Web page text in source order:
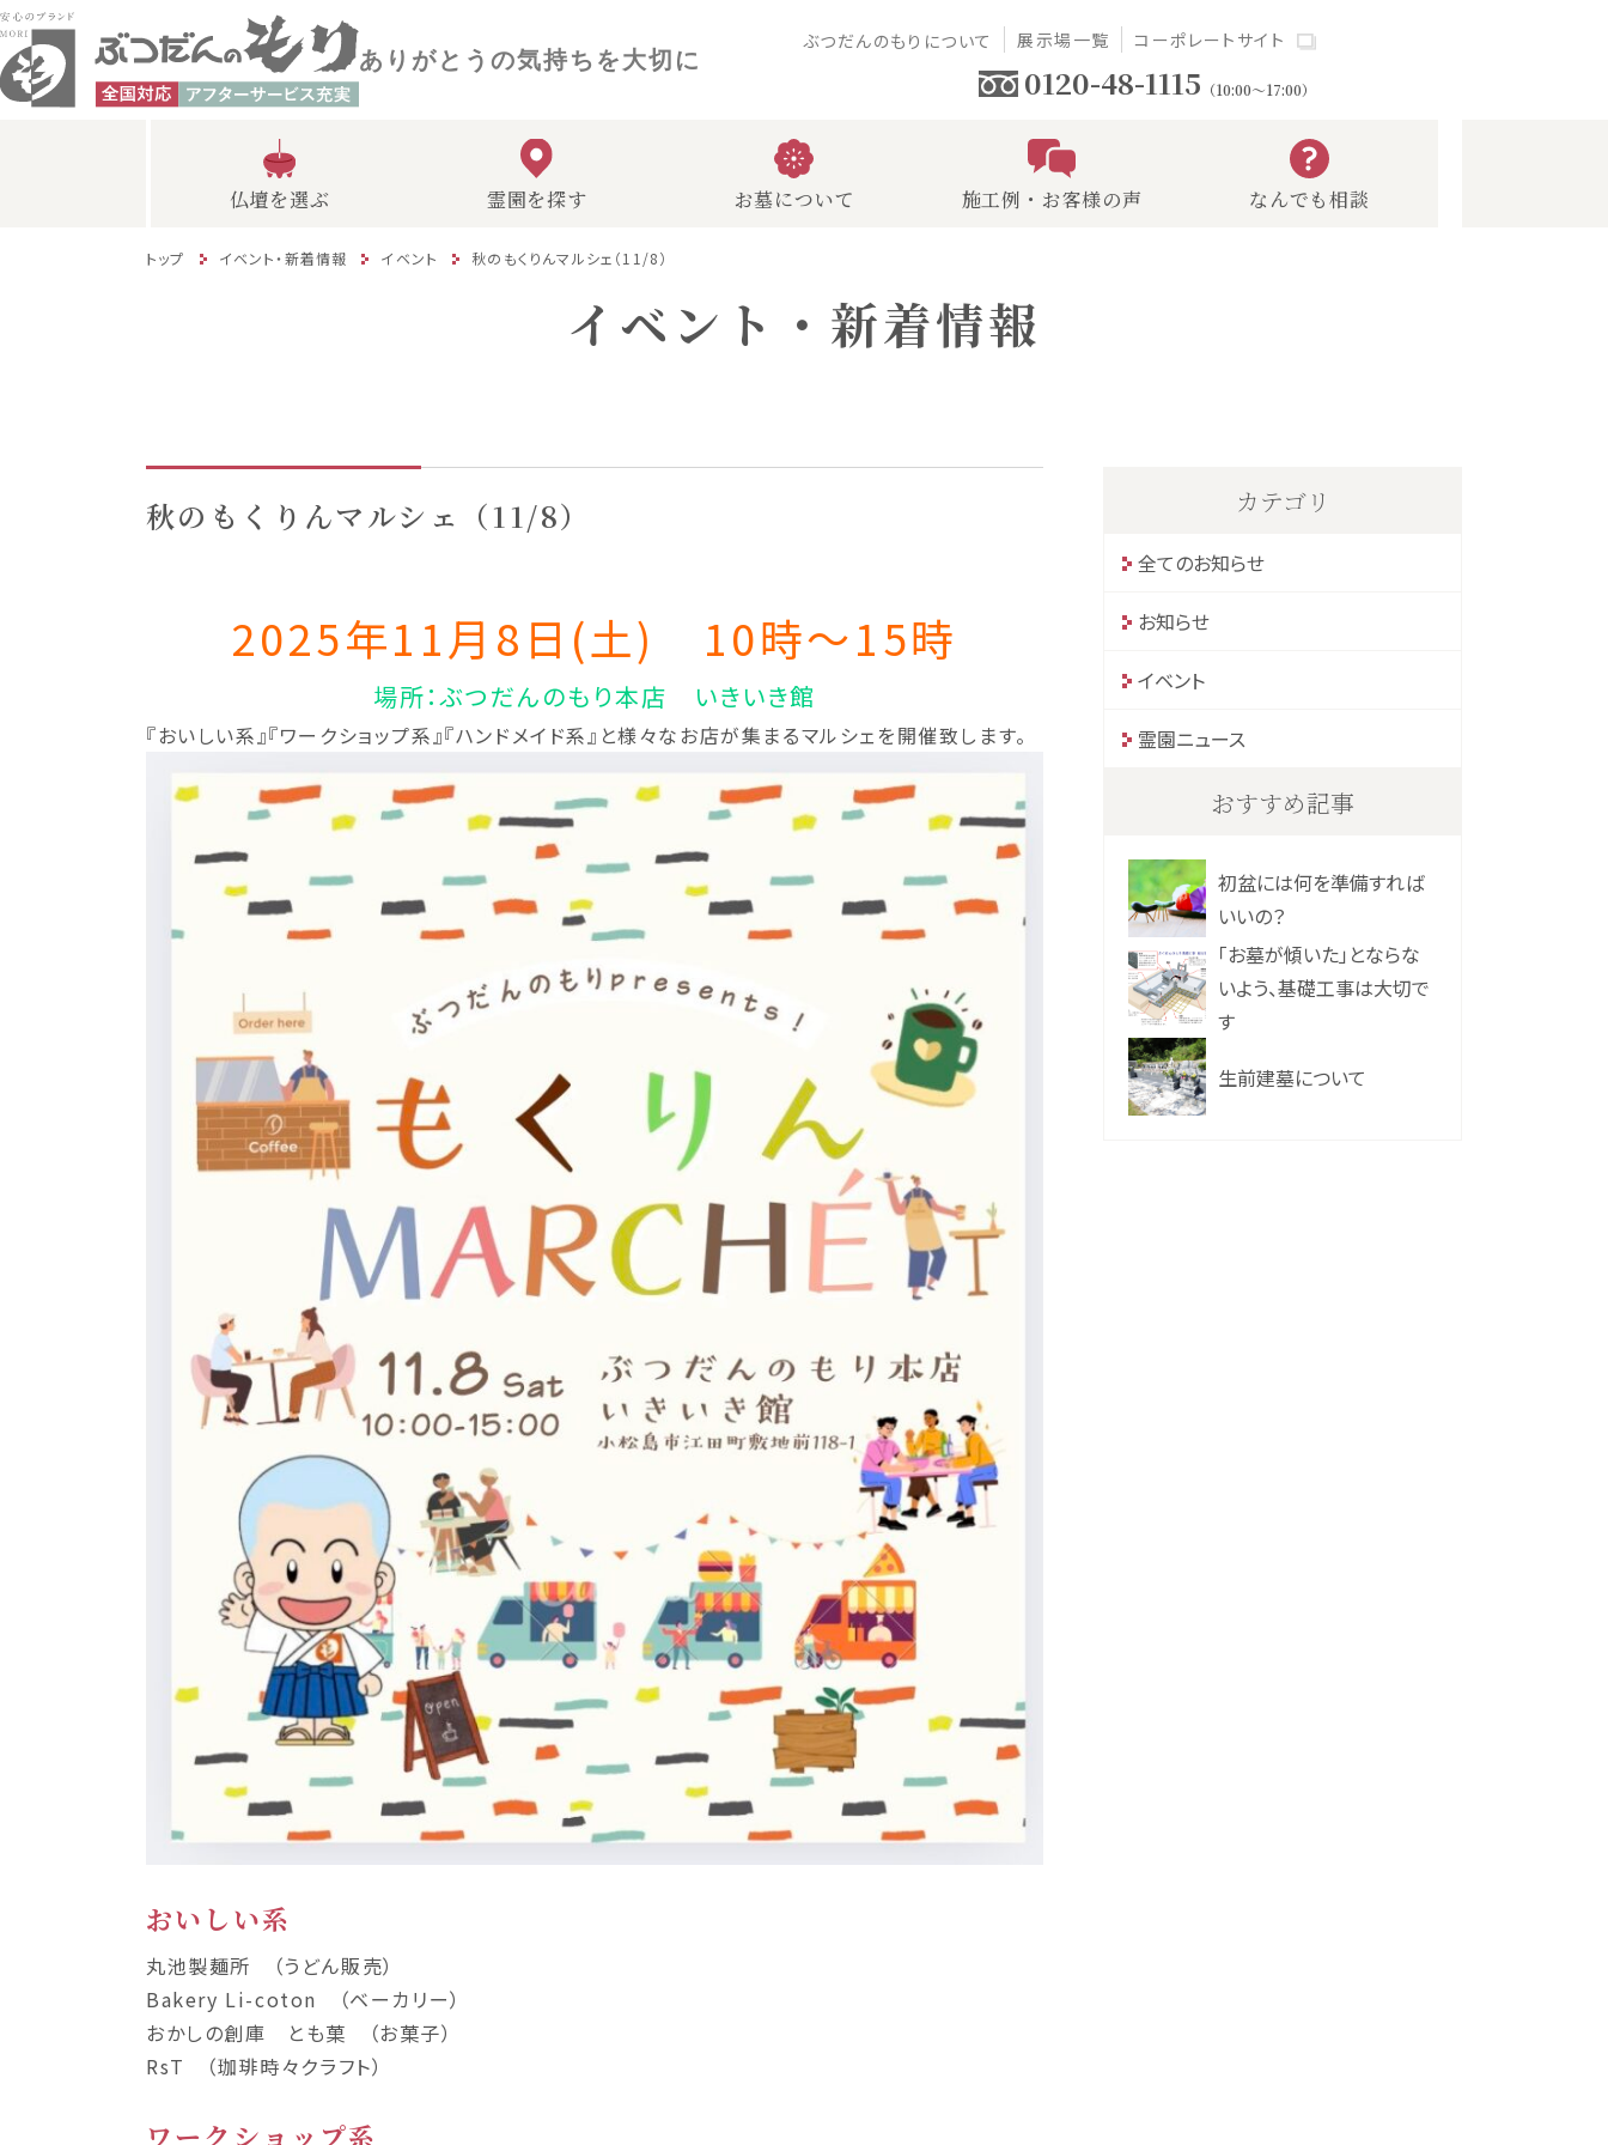
ありがとうの気持ちを大切に
ぶつだんのもりについて 展示場一覧 コーポレートサイト
0120-48-1115 （10:00～17:00）
仏壇を選ぶ 霊園を探す お墓について 施工例・お客様の声 なんでも相談
トップ イベント・新着情報 イベント 秋のもくりんマルシェ（11/8）
イベント・新着情報
秋のもくりんマルシェ（11/8）
2025年11月8日(土) 10時～15時
場所：ぶつだんのもり本店 いきいき館
『おいしい系』『ワークショップ系』『ハンドメイド系』と様々なお店が集まるマルシェを開催致します。
おいしい系
丸池製麺所 （うどん販売）
Bakery Li-coton （ベーカリー）
おかしの創庫 とも菓 （お菓子）
RsT （珈琲時々クラフト）
ワークショップ系
カテゴリ
全てのお知らせ
お知らせ
イベント
霊園ニュース
おすすめ記事
初盆には何を準備すれば
いいの？
「お墓が傾いた」とならな
いよう、基礎工事は大切で
す
生前建墓について